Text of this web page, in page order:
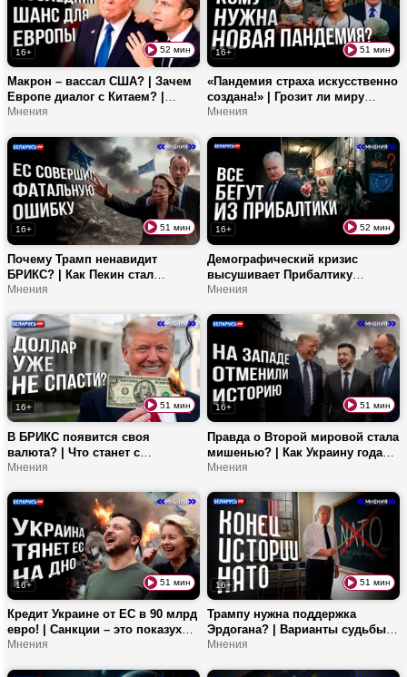
16+ 52 мин
Макрон – вассал США? | Зачем
Европе диалог с Китаем? |
Почему «Большая семерка»
Мнения
16+ 51 мин
«Пандемия страха искусственно
создана!» | Грозит ли миру
новый локдаун? | Вся правда о
Мнения
16+ 51 мин
Почему Трамп ненавидит
БРИКС? | Как Пекин стал
центром глобальной
Третью мировую?
Мнения
16+ 52 мин
Демографический кризис
высушивает Прибалтику
изнутри! | Почему молодежь
Ценность семьи падает в ЕС?
Мнения
16+ 51 мин
В БРИКС появится своя
валюта? | Что станет с
долларом? | Почему юань
Мнения
16+ 51 мин
Правда о Второй мировой стала
мишенью? | Как Украину годами
заражали неонацизмом? | Чем
белорусского народа?
Мнения
16+ 51 мин
Кредит Украине от ЕС в 90 млрд
евро! | Санкции – это показуха?
| Продолжит ли Мадьяр
Мнения
16+ 51 мин
Трампу нужна поддержка
Эрдогана? | Варианты судьбы
НАТО | Смена власти в
Мнения